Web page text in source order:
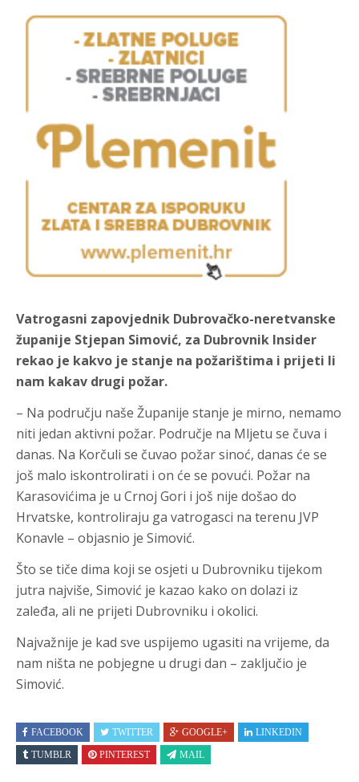
Vatrogasni zapovjednik Dubrovačko-neretvanske
županije Stjepan Simović, za Dubrovnik Insider
rekao je kakvo je stanje na požarištima i prijeti li
nam kakav drugi požar.
– Na području naše Županije stanje je mirno, nemamo
niti jedan aktivni požar. Područje na Mljetu se čuva i
danas. Na Korčuli se čuvao požar sinoć, danas će se
još malo iskontrolirati i on će se povući. Požar na
Karasovićima je u Crnoj Gori i još nije došao do
Hrvatske, kontroliraju ga vatrogasci na terenu JVP
Konavle – objasnio je Simović.
Što se tiče dima koji se osjeti u Dubrovniku tijekom
jutra najviše, Simović je kazao kako on dolazi iz
zaleđa, ali ne prijeti Dubrovniku i okolici.
Najvažnije je kad sve uspijemo ugasiti na vrijeme, da
nam ništa ne pobjegne u drugi dan – zaključio je
Simović.
FACEBOOK TWITTER GOOGLE+
LINKEDIN
TUMBLR
PINTEREST MAIL